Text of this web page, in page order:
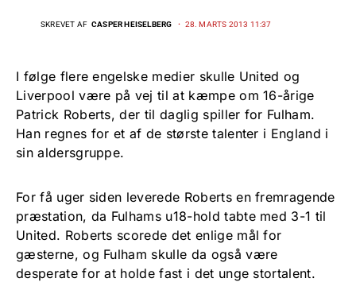
SKREVET AF CASPER HEISELBERG 28. MARTS 2013 11:37
I følge flere engelske medier skulle United og
Liverpool være på vej til at kæmpe om 16-årige
Patrick Roberts, der til daglig spiller for Fulham.
Han regnes for et af de største talenter i England i
sin aldersgruppe.
For få uger siden leverede Roberts en fremragende
præstation, da Fulhams u18-hold tabte med 3-1 til
United. Roberts scorede det enlige mål for
gæsterne, og Fulham skulle da også være
desperate for at holde fast i det unge stortalent.